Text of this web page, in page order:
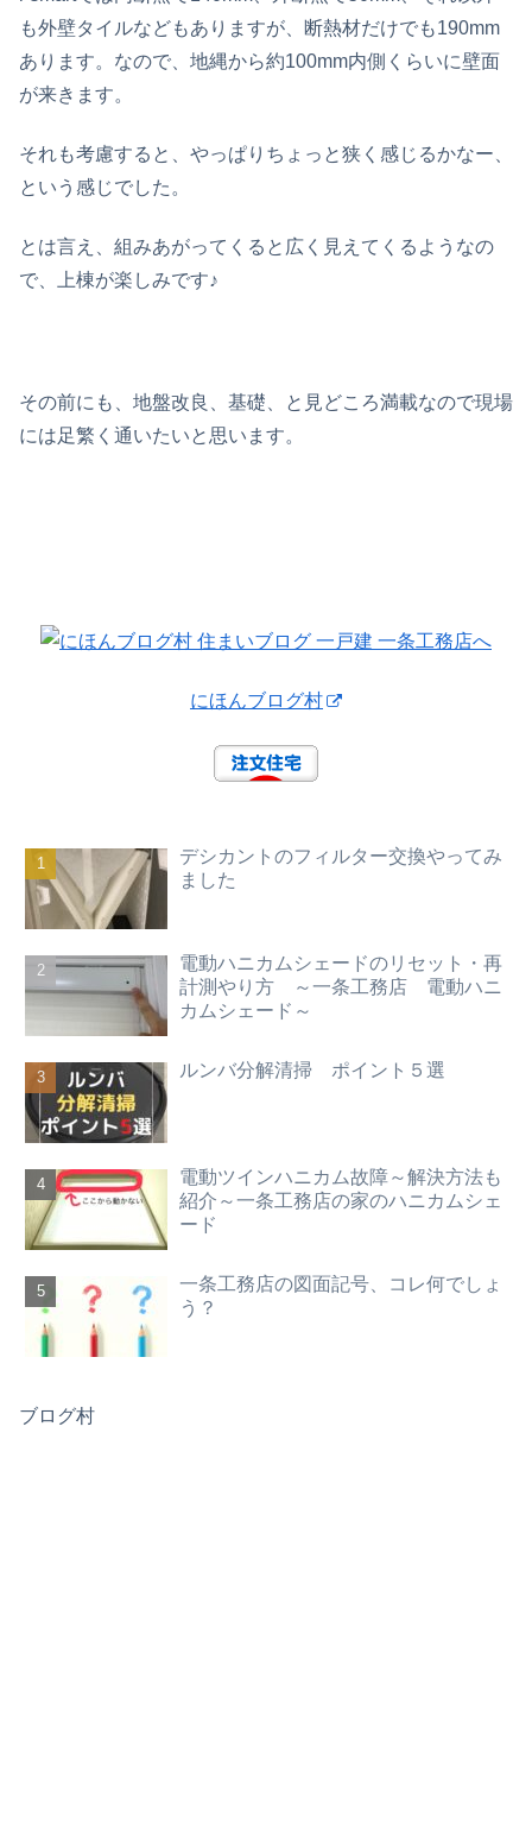
も外壁タイルなどもありますが、断熱材だけでも190mm
あります。なので、地縄から約100mm内側くらいに壁面
が来きます。
それも考慮すると、やっぱりちょっと狭く感じるかなー、
という感じでした。
とは言え、組みあがってくると広く見えてくるようなの
で、上棟が楽しみです♪
その前にも、地盤改良、基礎、と見どころ満載なので現場
には足繁く通いたいと思います。
にほんブログ村
デシカントのフィルター交換やってみ
ました
電動ハニカムシェードのリセット・再
計測やり方 ～一条工務店 電動ハニ
カムシェード～
ルンバ分解清掃 ポイント５選
電動ツインハニカム故障～解決方法も
紹介～一条工務店の家のハニカムシェ
ード
一条工務店の図面記号、コレ何でしょ
う？
ブログ村